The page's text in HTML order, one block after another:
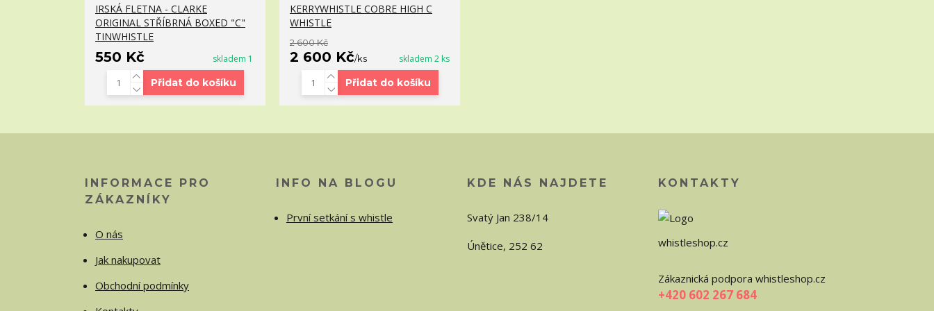
IRSKÁ FLETNA - CLARKE
ORIGINAL STŘÍBRNÁ BOXED "C"
TINWHISTLE
550 Kč skladem 1
Přidat do košíku
KERRYWHISTLE COBRE HIGH C
WHISTLE
2 600 Kč
2 600 Kč/ks skladem 2 ks
Přidat do košíku
INFORMACE PRO
ZÁKAZNÍKY
O nás
Jak nakupovat
Obchodní podmínky
INFO NA BLOGU
První setkání s whistle
KDE NÁS NAJDETE
Svatý Jan 238/14
Únětice, 252 62
KONTAKTY
whistleshop.cz
Zákaznická podpora whistleshop.cz
+420 602 267 684